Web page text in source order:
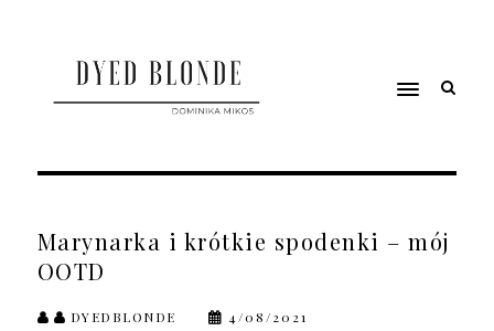
Marynarka i krótkie spodenki – mój
OOTD
DYEDBLONDE 4/08/2021